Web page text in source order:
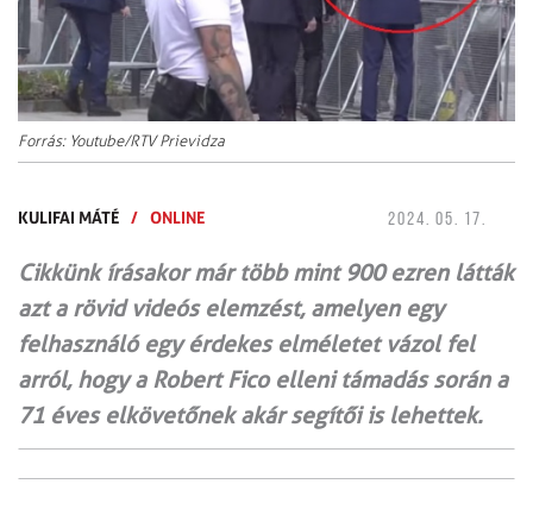
Forrás: Youtube/RTV Prievidza
KULIFAI MÁTÉ / ONLINE 2024. 05. 17.
Cikkünk írásakor már több mint 900 ezren látták
azt a rövid videós elemzést, amelyen egy
felhasználó egy érdekes elméletet vázol fel
arról, hogy a Robert Fico elleni támadás során a
71 éves elkövetőnek akár segítői is lehettek.